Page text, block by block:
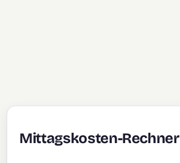
Mittagskosten-Rechner